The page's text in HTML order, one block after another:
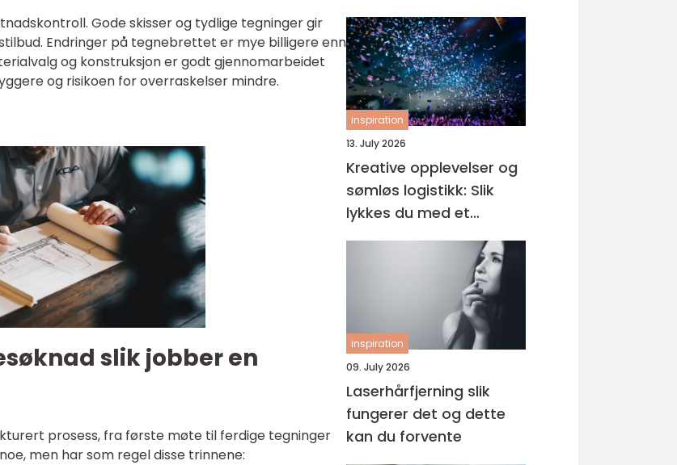
Gode skisser og tydlige tegninger gir
Endringer på tegnebrettet er mye billigere enn
og konstruksjon er godt gjennomarbeidet
og risikoen for overraskelser mindre.
slik jobber en
prosess, fra første møte til ferdige tegninger
men har som regel disse trinnene:
inspiration
13. July 2026
Kreative opplevelser og
sømløs logistikk: Slik
lykkes du med et
eventbyrå i Oslo
inspiration
09. July 2026
Laserhårfjerning slik
fungerer det og dette
kan du forvente